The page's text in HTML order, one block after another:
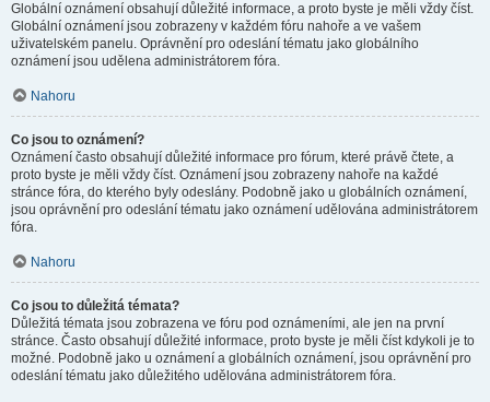
Globální oznámení obsahují důležité informace, a proto byste je měli vždy číst.
Globální oznámení jsou zobrazeny v každém fóru nahoře a ve vašem
uživatelském panelu. Oprávnění pro odeslání tématu jako globálního
oznámení jsou udělena administrátorem fóra.
Nahoru
Co jsou to oznámení?
Oznámení často obsahují důležité informace pro fórum, které právě čtete, a
proto byste je měli vždy číst. Oznámení jsou zobrazeny nahoře na každé
stránce fóra, do kterého byly odeslány. Podobně jako u globálních oznámení,
jsou oprávnění pro odeslání tématu jako oznámení udělována administrátorem
fóra.
Nahoru
Co jsou to důležitá témata?
Důležitá témata jsou zobrazena ve fóru pod oznámeními, ale jen na první
stránce. Často obsahují důležité informace, proto byste je měli číst kdykoli je to
možné. Podobně jako u oznámení a globálních oznámení, jsou oprávnění pro
odeslání tématu jako důležitého udělována administrátorem fóra.